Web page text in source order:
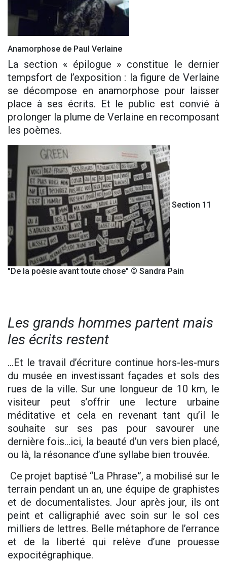
Anamorphose de Paul Verlaine
La section « épilogue » constitue le dernier
tempsfort de l’exposition : la figure de Verlaine
se décompose en anamorphose pour laisser
place à ses écrits. Et le public est convié à
prolonger la plume de Verlaine en recomposant
les poèmes.
Section 11
"De la poésie avant toute chose" © Sandra Pain
Les grands hommes partent mais
les écrits restent
...Et le travail d’écriture continue hors-les-murs
du musée en investissant façades et sols des
rues de la ville. Sur une longueur de 10 km, le
visiteur peut s’offrir une lecture urbaine
méditative et cela en revenant tant qu’il le
souhaite sur ses pas pour savourer une
dernière fois...ici, la beauté d’un vers bien placé,
ou là, la résonance d’une syllabe bien trouvée.
Ce projet baptisé “La Phrase”, a mobilisé sur le
terrain pendant un an, une équipe de graphistes
et de documentalistes. Jour après jour, ils ont
peint et calligraphié avec soin sur le sol ces
milliers de lettres. Belle métaphore de l’errance
et de la liberté qui relève d’une prouesse
expocitégraphique.